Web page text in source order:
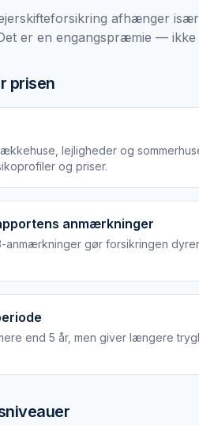
afhænger
er en engangspræmie — ikke
prisen
lejligheder og
og priser.
anmærkninger
anmærkninger gør forsikringen
end 5 år, men giver længere